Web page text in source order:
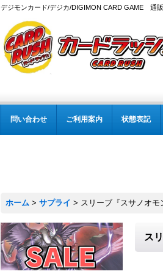
デジモンカード/デジカ/DIGIMON CARD GAME 通
問い合わせ ご利用案内 状態表記
ホーム > サプライ > スリーブ『スサノオ
ス